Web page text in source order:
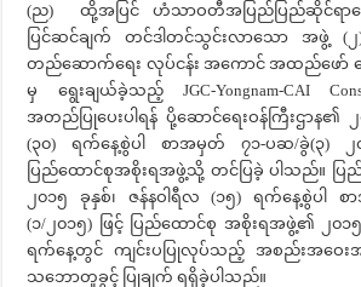
(ည) ထို့အပြင် ဟံသာဝတီအပြည်ပြည်ဆိုင်ရာ
ပြင်ဆင်ချက် တင်ဒါတင်သွင်းလာသော အ
တည်ဆောက်ရေး လုပ်ငန်း အကောင် အထည်ဖော် ရ
မှ ရွေးချယ်ခဲ့သည့် JGC-Yongnam-CAI
အတည်ပြုပေးပါရန် ပို့ဆောင်ရေးဝန်ကြီးဌာန၏
(၃၀) ရက်နေ့စွဲပါ စာအမှတ် ၇၁-ပဆ/ခွဲ(၃) ၂၀
ပြည်ထောင်စုအစိုးရအဖွဲ့သို့ တင်ပြခဲ့ ပါသည်။ ပ
၂၀၁၅ ခုနှစ်၊ ဇန်နဝါရီလ (၁၅) ရက်နေ့စွဲပါ
(၁/၂၀၁၅) ဖြင့် ပြည်ထောင်စု အစိုးရအဖွဲ့၏ ၂၀၁၅
ရက်နေ့တွင် ကျင်းပပြုလုပ်သည့် အစည်းအဝေး
သဘောတူခွင့် ပြုချက် ရရှိခဲ့ပါသည်။